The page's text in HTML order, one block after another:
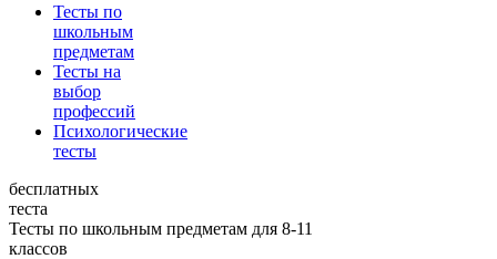
Тесты по
школьным
предметам
Тесты на
выбор
профессий
Психологические
тесты
бесплатных
теста
Тесты по школьным предметам для 8-11
классов